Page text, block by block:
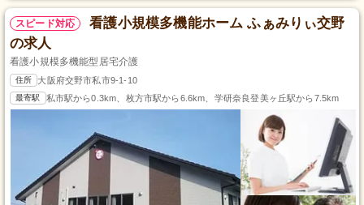
スピード対応
看護小規模多機能ホーム ふぁみりぃ交野
の求人
看護小規模多機能型居宅介護
住所 大阪府交野市私市9-1-10
最寄駅 私市駅から0.3km、枚方市駅から6.6km、学研奈良登美ヶ丘駅から7.5km